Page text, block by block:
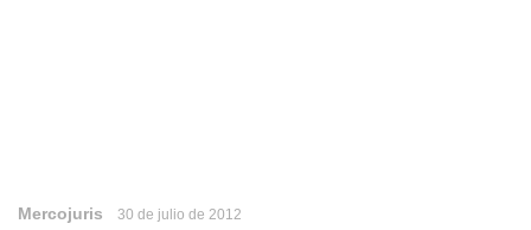
Mercojuris 30 de julio de 2012